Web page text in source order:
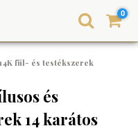
0
fül- és testékszerek
és
14 karátos